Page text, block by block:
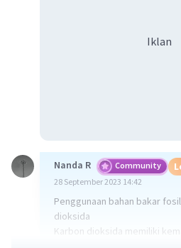
Iklan
Nanda R Community
28 September 2023 14:42
Penggunaan bahan bakar
dioksida
Karbon dioksida memiliki